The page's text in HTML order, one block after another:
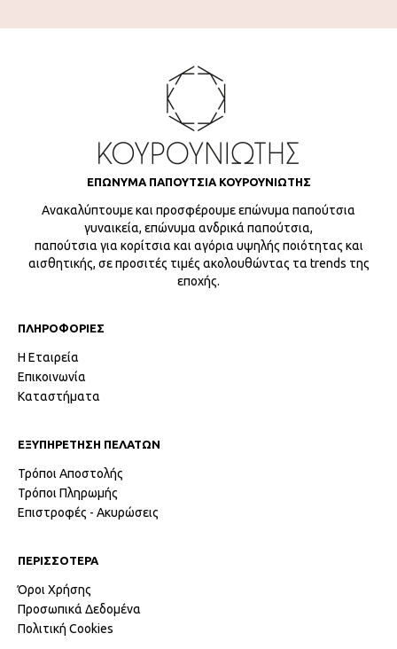
ΕΠΩΝΥΜΑ ΠΑΠΟΥΤΣΙΑ ΚΟΥΡΟΥΝΙΩΤΗΣ
Ανακαλύπτουμε και προσφέρουμε επώνυμα παπούτσια
γυναικεία, επώνυμα ανδρικά παπούτσια,
παπούτσια για κορίτσια και αγόρια υψηλής ποιότητας και
αισθητικής, σε προσιτές τιμές ακολουθώντας τα trends της
εποχής.
ΠΛΗΡΟΦΟΡΙΕΣ
Η Εταιρεία
Επικοινωνία
Καταστήματα
ΕΞΥΠΗΡΕΤΗΣΗ ΠΕΛΑΤΩΝ
Τρόποι Αποστολής
Τρόποι Πληρωμής
Επιστροφές - Ακυρώσεις
ΠΕΡΙΣΣΟΤΕΡΑ
Όροι Χρήσης
Προσωπικά Δεδομένα
Πολιτική Cookies